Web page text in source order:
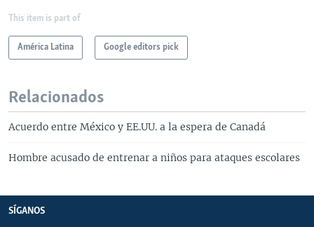
This item is part of
América Latina Google editors pick
Relacionados
Acuerdo entre México y EE.UU. a la espera de Canadá
Hombre acusado de entrenar a niños para ataques escolares
SÍGANOS